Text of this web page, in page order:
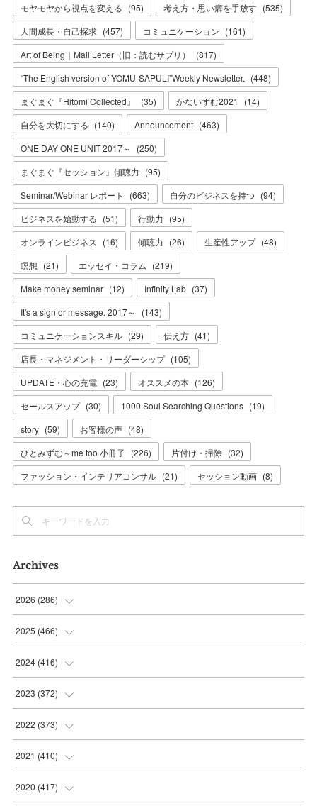
モヤモヤから視点を変える (95) 考え方・思い癖を手放す (535)
人間成長・自己探求 (457) コミュニケーション (161)
Art of Being｜Mail Letter（旧：読むサプリ）
(817)
“The English version of YOMU-SAPULI”Weekly Newsletter. (448)
まぐまぐ『Hitomi Collected』
(35) かないずむ2021 (14)
自分を大切にする (140) Announcement (463)
ONE DAY ONE UNIT 2017～
(250)
まぐまぐ『セッション』傾聴力 (95)
Seminar/Webinar レポート
(663) 自分のビジネスを持つ (94)
ビジネスを始動する (51) 行動力 (95)
オンラインビジネス
(16) 傾聴力 (26) 生産性アップ (48)
瞑想 (21) エッセイ・コラム (219)
Make money seminar (12) Infinity Lab (37)
It's a sign or message. 2017～
(143)
コミュニケーションスキル (29) 伝え方 (41)
店長・マネジメント・リーダーシップ (105)
UPDATE・心の充電 (23) オススメの本 (126)
セールスアップ (30) 1000 Soul Searching Questions (19)
story (59) お客様の声 (48)
ひとみずむ～me too 小冊子 (226) 片付け・掃除 (32)
ファッション・インテリアコンサル (21) セッション動画 (8)
Archives
2026 (286)
(7)
(36
(37
(42
2025 (466)
(56
(37
(35
(36
2024 (416)
(38
(39
(38
(36
2023 (372)
(31
(30
(30
2022 (373)
(31
(33
2021 (410)
(32
2020 (417)